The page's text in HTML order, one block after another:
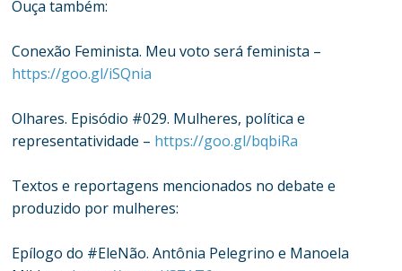
Ouça também:
Conexão Feminista. Meu voto será feminista –
https://goo.gl/iSQnia
Olhares. Episódio #029. Mulheres, política e
representatividade – https://goo.gl/bqbiRa
Textos e reportagens mencionados no debate e
produzido por mulheres:
Epílogo do #EleNão. Antônia Pelegrino e Manoela